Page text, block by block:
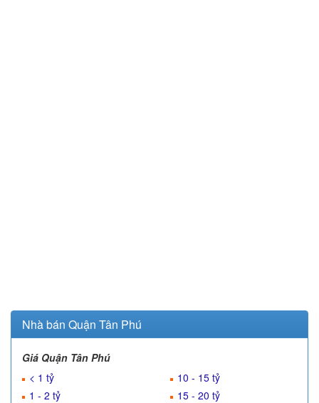
Nhà bán Quận Tân Phú
Giá Quận Tân Phú
< 1 tỷ
1 - 2 tỷ
10 - 15 tỷ
15 - 20 tỷ